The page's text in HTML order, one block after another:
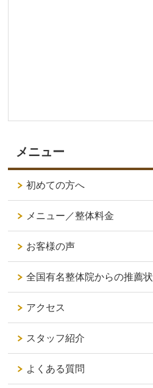
メニュー
初めての方へ
メニュー／整体料金
お客様の声
全国有名整体院からの推薦状
アクセス
スタッフ紹介
よくある質問